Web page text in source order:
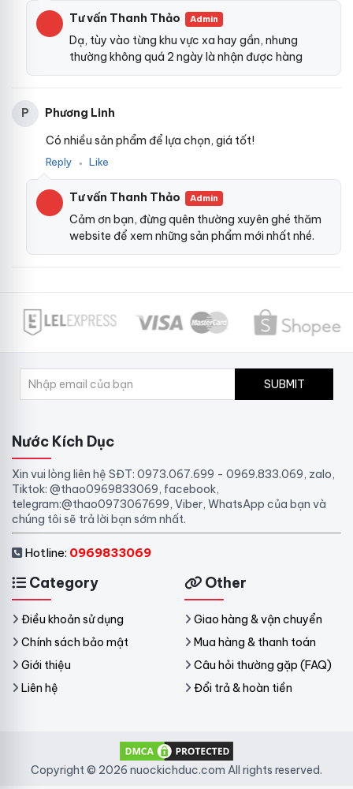
Tư vấn Thanh Thảo Admin
Dạ, tùy vào từng khu vực xa hay gần, nhưng
thường không quá 2 ngày là nhận được hàng
P
Phương Linh
Có nhiều sản phẩm để lựa chọn, giá tốt!
Reply ● Like
Tư vấn Thanh Thảo Admin
Cảm ơn bạn, đừng quên thường xuyên ghé thăm
website để xem những sản phẩm mới nhất nhé.
SUBMIT
Nước Kích Dục
Xin vui lòng liên hệ SĐT: 0973.067.699 - 0969.833.069, zalo,
Tiktok: @thao0969833069, facebook,
telegram:@thao0973067699, Viber, WhatsApp của bạn và
chúng tôi sẽ trả lời bạn sớm nhất.
Hotline: 0969833069
Category
Điều khoản sử dụng
Chính sách bảo mật
Giới thiệu
Liên hệ
Other
Giao hàng & vận chuyển
Mua hàng & thanh toán
Câu hỏi thường gặp (FAQ)
Đổi trả & hoàn tiền
Copyright © 2026 nuockichduc.com All rights reserved.